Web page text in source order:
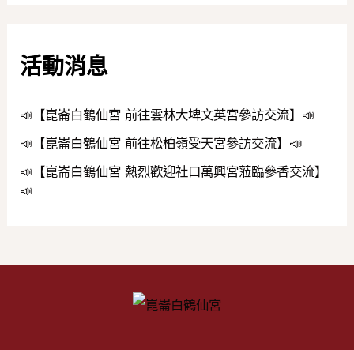
活動消息
📣【崑崙白鶴仙宮 前往雲林大埤文英宮參訪交流】📣
📣【崑崙白鶴仙宮 前往松柏嶺受天宮參訪交流】📣
📣【崑崙白鶴仙宮 熱烈歡迎社口萬興宮蒞臨參香交流】
📣